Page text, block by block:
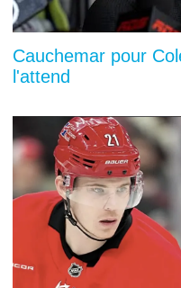
Cauchemar pour
l'attend